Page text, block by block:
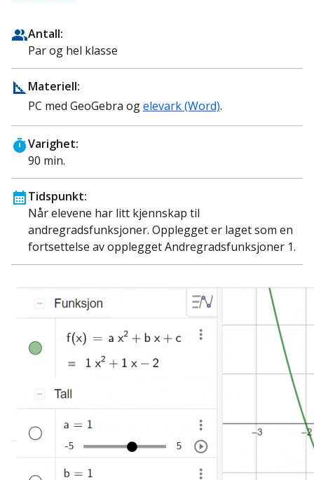
Antall:
Par og hel klasse
Materiell:
PC med GeoGebra ogelevark (Word).
Varighet:
90 min.
Tidspunkt:
Når elevene har litt kjennskap til
andregradsfunksjoner. Opplegget er laget som en
fortsettelse av opplegget Andregradsfunksjoner 1.